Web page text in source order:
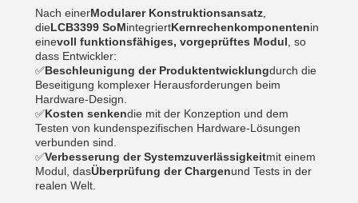
Nach einerModularer Konstruktionsansatz
dieLCB3399 SoMintegriertKernrechenkomponentenin
einevoll funktionsfähiges, vorgeprüftes Modul , so
dass Entwickler:
✅Beschleunigung der Produktentwicklungdurch die
Beseitigung komplexer Herausforderungen beim
Hardware-Design.
✅Kosten senkendie mit der Konzeption und dem
Testen von kundenspezifischen Hardware-Lösungen
verbunden sind.
✅Verbesserung der Systemzuverlässigkeitmit einem
Modul, dasÜberprüfung der Chargenund Tests in der
realen Welt.